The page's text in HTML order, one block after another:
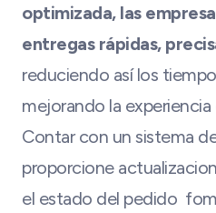
optimizada, las
entregas rápidas,
reduciendo así los
mejorando la
Contar con un sistema
proporcione
el estado del pedido